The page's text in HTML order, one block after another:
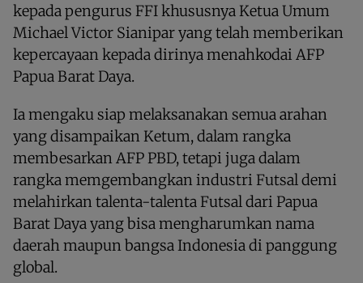
kepada pengurus FFI khususnya Ketua Umum
Michael Victor Sianipar yang telah memberikan
kepercayaan kepada dirinya menahkodai AFP
Papua Barat Daya.
Ia mengaku siap melaksanakan semua arahan
yang disampaikan Ketum, dalam rangka
membesarkan AFP PBD, tetapi juga dalam
rangka memgembangkan industri Futsal demi
melahirkan talenta-talenta Futsal dari Papua
Barat Daya yang bisa mengharumkan nama
daerah maupun bangsa Indonesia di panggung
global.